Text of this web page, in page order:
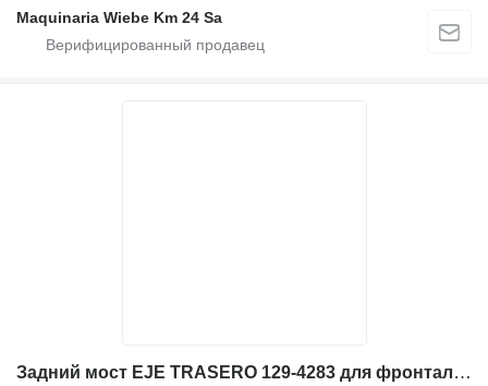
Maquinaria Wiebe Km 24 Sa
Задний мост EJE TRASERO 129-4283 для фронтального погрузчика Caterpillar 966G